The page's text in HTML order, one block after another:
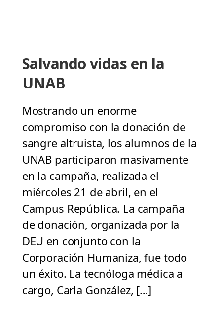
Salvando vidas en la
UNAB
Mostrando un enorme
compromiso con la donación de
sangre altruista, los alumnos de la
UNAB participaron masivamente
en la campaña, realizada el
miércoles 21 de abril, en el
Campus República. La campaña
de donación, organizada por la
DEU en conjunto con la
Corporación Humaniza, fue todo
un éxito. La tecnóloga médica a
cargo, Carla González, […]